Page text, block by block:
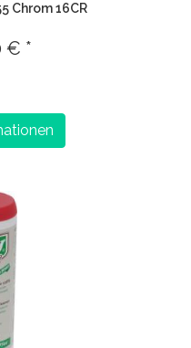
Chrom 16CR
€ *